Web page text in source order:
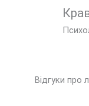
Відгуки про